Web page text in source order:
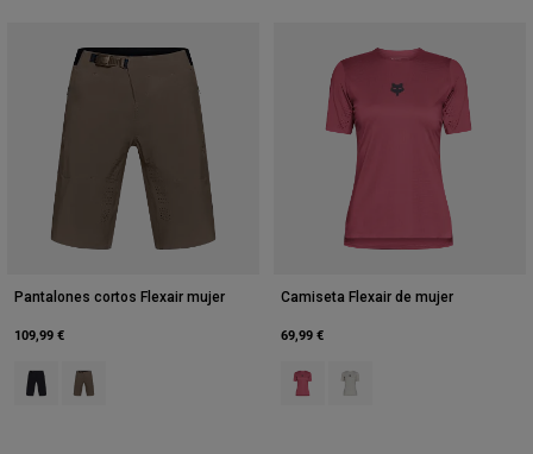
Pantalones cortos Flexair mujer
109,99 €
Product swatch type of Negro.
Product swatch type of Marrón nuez moscada.
Camiseta Flexair de mujer
69,99 €
Product swatch type of Berry.
Product swatch type of